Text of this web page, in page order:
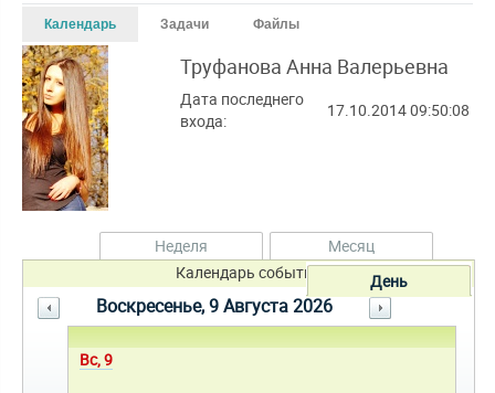
Календарь Задачи Файлы
Труфанова Анна Валерьевна
Дата последнего
входа:
17.10.2014 09:50:08
Месяц
Неделя
День
Календарь событий
Воскресенье, 9 Августа 2026
Вс, 9
00:00
01:00
02:00
05:00